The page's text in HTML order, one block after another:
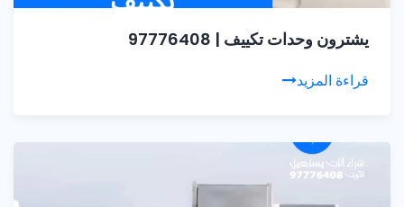
يشترون وحدات تكييف | 97776408
قراءة المزيد